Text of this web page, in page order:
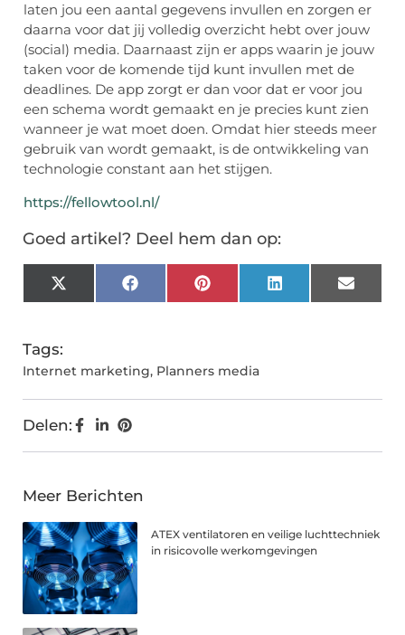
laten jou een aantal gegevens invullen en zorgen er
daarna voor dat jij volledig overzicht hebt over jouw
(social) media. Daarnaast zijn er apps waarin je jouw
taken voor de komende tijd kunt invullen met de
deadlines. De app zorgt er dan voor dat er voor jou
een schema wordt gemaakt en je precies kunt zien
wanneer je wat moet doen. Omdat hier steeds meer
gebruik van wordt gemaakt, is de ontwikkeling van
technologie constant aan het stijgen.
https://fellowtool.nl/
Goed artikel? Deel hem dan op:
X
(Twitter)
FacebookPinterestLinkedInEmail
Tags:
Internet marketing, Planners media
Delen:
Meer Berichten
ATEX ventilatoren en veilige luchttechniek
in risicovolle werkomgevingen